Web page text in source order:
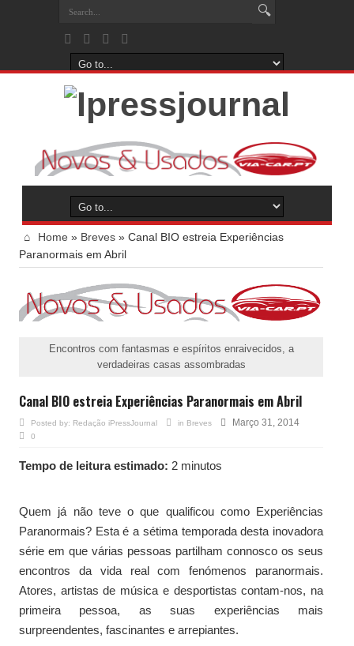
Home » Breves » Canal BIO estreia Experiências
Paranormais em Abril
Encontros com fantasmas e espíritos enraivecidos, a
verdadeiras casas assombradas
Canal BIO estreia Experiências Paranormais em Abril
Posted by: Redação iPressJournal in Breves Março 31, 2014
0
Tempo de leitura estimado: 2 minutos
Quem já não teve o que qualificou como Experiências
Paranormais? Esta é a sétima temporada desta inovadora
série em que várias pessoas partilham connosco os seus
encontros da vida real com fenómenos paranormais.
Atores, artistas de música e desportistas contam-nos, na
primeira pessoa, as suas experiências mais
surpreendentes, fascinantes e arrepiantes.